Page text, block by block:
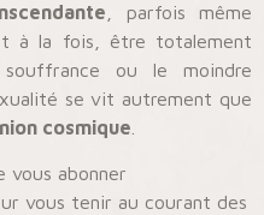
, parfois même
à la fois, être totalement
ou le moindre
se vit autrement que
cosmique
vous abonner
vous tenir au courant des